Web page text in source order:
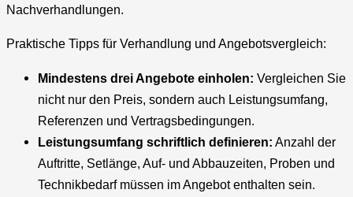
Nachverhandlungen.
Praktische Tipps für Verhandlung und Angebotsvergleich:
Mindestens drei Angebote einholen: Vergleichen Sie
nicht nur den Preis, sondern auch Leistungsumfang,
Referenzen und Vertragsbedingungen.
Leistungsumfang schriftlich definieren: Anzahl der
Auftritte, Setlänge, Auf- und Abbauzeiten, Proben und
Technikbedarf müssen im Angebot enthalten sein.